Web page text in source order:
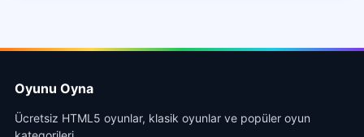
Oyunu Oyna
Ücretsiz HTML5 oyunlar, klasik oyunlar ve popüler oyun